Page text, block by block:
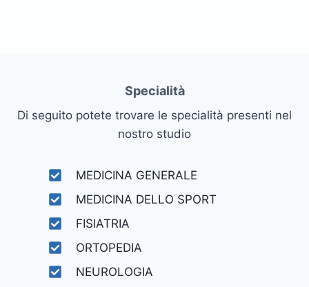
Specialità
Di seguito potete trovare le specialità presenti nel
nostro studio
MEDICINA GENERALE
MEDICINA DELLO SPORT
FISIATRIA
ORTOPEDIA
NEUROLOGIA